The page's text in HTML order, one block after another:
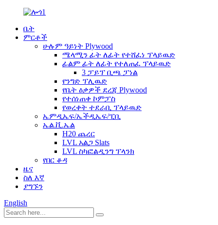
ቤት
ምርቶች
ሁሉም ዓይነት Plywood
ሜላሚን ፊት ለፊት የተሸፈነ ፕላይዉድ
ፊልም ፊት ለፊት የተለጠፈ ፕላይዉድ
3 ፓይፕ ቢጫ ፓነል
የንግድ ፕሊዉድ
የቤት ዕቃዎች ደረጃ Plywood
የተሰነጠቀ ኮምፓስ
የወረቀት ተደራቢ ፕላይዉድ
ኤምዲኤፍ/ኤችዲኤፍ/ፒቢ
ኤል.ቪ.ኤል
H20 ጨረር
LVL አልጋ Slats
LVL ስካፎልዲንግ ፕላንክ
የበር ቆዳ
ዜና
ስለ እኛ
ያግኙን
English